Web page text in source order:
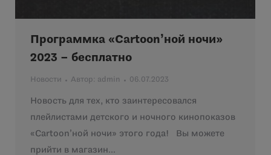
Программка «Cartoon’ной ночи»
2023 – бесплатно
Новости Автор: admin 06.07.2023
Новость для тех, кто заинтересовался
плейлистами детского и ночного кинопоказов
«Cartoon’ной ночи» этого года! Вы можете
прийти в магазин…